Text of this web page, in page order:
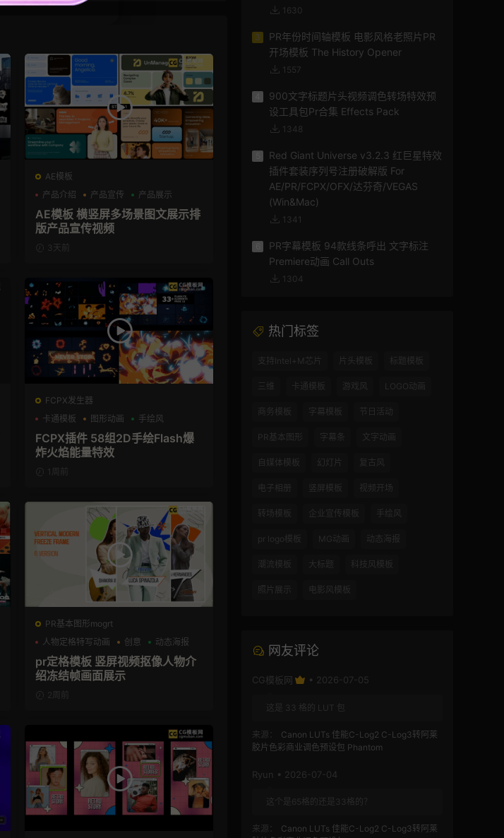
AE模板
产品介绍
产品宣传 产品展示
AE模板 横竖屏多场景图文展示排
版产品宣传视频
3天前
FCPX发生器
卡通模板
图形动画 手绘风
FCPX插件 58组2D手绘Flash爆
炸火焰能量特效
1周前
PR基本图形mogrt
人物定格特写动画
创意 动态海报
pr定格模板 竖屏视频抠像人物介
绍冻结帧画面展示
2周前
1630
3
PR年份时间轴模板 电影风格老照片PR
开场模板 The History Opener
1557
900文字标题片头视频调色转场特效预
设工具包Pr合集 Effects Pack
1348
Red Giant Universe v3.2.3 红巨星特效
插件套装序列号注册破解版 For
AE/PR/FCPX/OFX/达芬奇/VEGAS
(Win&Mac)
1341
PR字幕模板 94款线条呼出 文字标注
Premiere动画 Call Outs
1304
热门标签
支持Intel+M芯片 片头模板 标题模板
三维 卡通模板 游戏风 LOGO动画
商务模板 字幕模板 节日活动
PR基本图形 字幕条 文字动画
自媒体模板 幻灯片 复古风
电子相册 竖屏模板 视频开场
转场模板 企业宣传模板 手绘风
pr logo模板 MG动画 动态海报
潮流模板 大标题 科技风模板
照片展示 电影风模板
网友评论
CG模板网 • 2026-07-05
这是 33 格的 LUT 包
来源：
Canon LUTs 佳能C-Log2 C-Log3转阿莱
胶片色彩商业调色预设包 Phantom
Ryun • 2026-07-04
这个是65格的还是33格的？
来源：
Canon LUTs 佳能C-Log2 C-Log3转阿莱